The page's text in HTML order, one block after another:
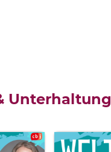
Unterhaltung